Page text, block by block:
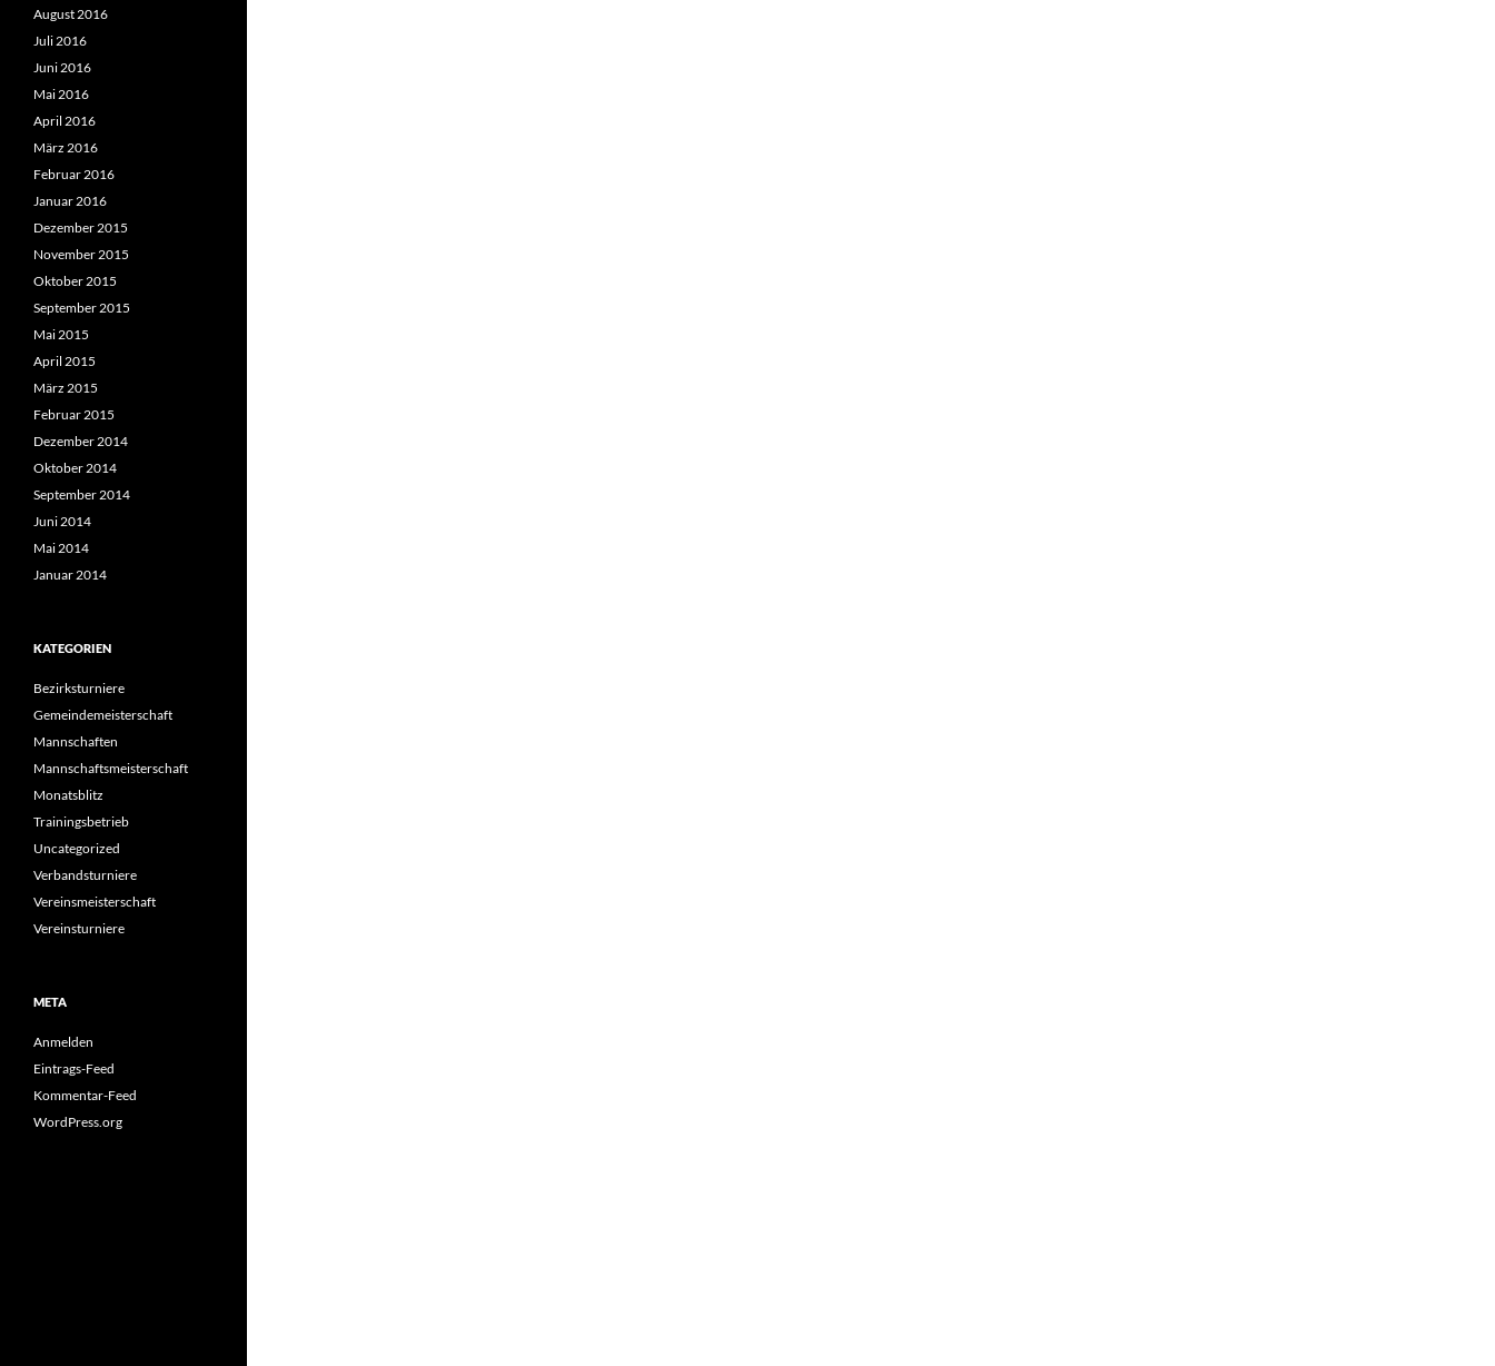
August 2016
Juli 2016
Juni 2016
Mai 2016
April 2016
März 2016
Februar 2016
Januar 2016
Dezember 2015
November 2015
Oktober 2015
September 2015
Mai 2015
April 2015
März 2015
Februar 2015
Dezember 2014
Oktober 2014
September 2014
Juni 2014
Mai 2014
Januar 2014
KATEGORIEN
Bezirksturniere
Gemeindemeisterschaft
Mannschaften
Mannschaftsmeisterschaft
Monatsblitz
Trainingsbetrieb
Uncategorized
Verbandsturniere
Vereinsmeisterschaft
Vereinsturniere
META
Anmelden
Eintrags-Feed
Kommentar-Feed
WordPress.org